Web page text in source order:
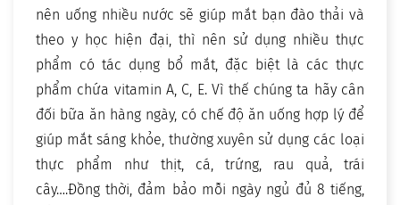
nên uống nhiều nước sẽ giúp mắt bạn đào thải và
theo y học hiện đại, thì nên sử dụng nhiều thực
phẩm có tác dụng bổ mắt, đặc biệt là các thực
phẩm chứa vitamin A, C, E. Vì thế chúng ta hãy cân
đối bữa ăn hàng ngày, có chế độ ăn uống hợp lý để
giúp mắt sáng khỏe, thường xuyên sử dụng các loại
thực phẩm như thịt, cá, trứng, rau quả, trái
cây….Đồng thời, đảm bảo mỗi ngày ngủ đủ 8 tiếng,